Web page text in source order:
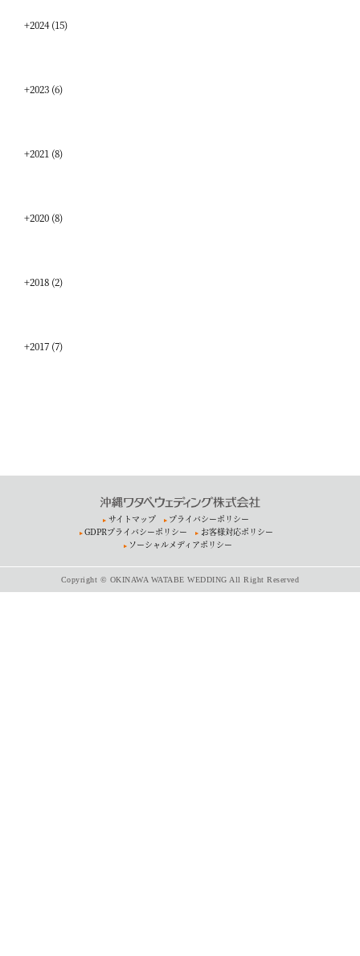
+2024(15)
+2023 (6)
+2021 (8)
+2020 (8)
+2018 (2)
+2017 (7)
サイトマップ
プライバシーポリシー
GDPRプライバシーポリシー
お客様対応ポリシー
ソーシャルメディアポリシー
Copyright © OKINAWA WATABE WEDDING All Right Reserved